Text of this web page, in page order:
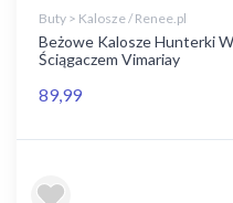
Buty > Kalosze / Renee.pl
Beżowe Kalosze Hunterki
Ściągaczem Vimariay
89,99